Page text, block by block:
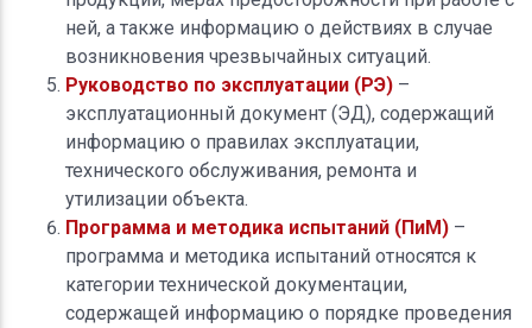
ней, а также информацию о действиях в случае
возникновения чрезвычайных ситуаций.
Руководство по эксплуатации (РЭ) –
эксплуатационный документ (ЭД), содержащий
информацию о правилах эксплуатации,
технического обслуживания, ремонта и
утилизации объекта.
Программа и методика испытаний (ПиМ) –
программа и методика испытаний относятся к
категории технической документации,
содержащей информацию о порядке проведения